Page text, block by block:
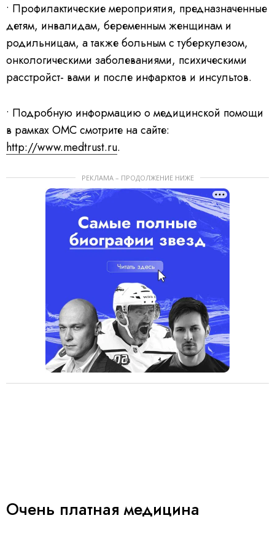
• Профилактические мероприятия, предназначенные
детям, инвалидам, беременным женщинам и
родильницам, а также больным с туберкулезом,
онкологическими заболеваниями, психическими
расстройст- вами и после инфарктов и инсультов.
• Подробную информацию о медицинской помощи
в рамках ОМС смотрите на сайте:
http://www.medtrust.ru.
РЕКЛАМА – ПРОДОЛЖЕНИЕ НИЖЕ
Очень платная медицина